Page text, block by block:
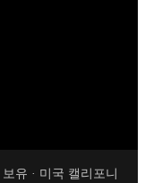
유 · 미국 캘리포니